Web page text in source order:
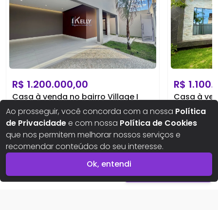
Ao prosseguir, você concorda com a nossa Política
de Privacidadee com nossa Política de Cookies
que nos permitem melhorar nossos serviços e
recomendar conteúdos do seu interesse.
Ok, entendi
R$ 1.200.000,00
Casa à venda no bairro Village I
Catalão , Goiás
3quartos3banh.2vaga(s)360m²
R$
Casa à
Catalão ,
Casa à venda